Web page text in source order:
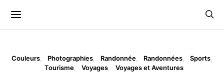
Couleurs Photographies Randonnée Randonnées
Sports
Tourisme
Voyages Voyages et Aventures